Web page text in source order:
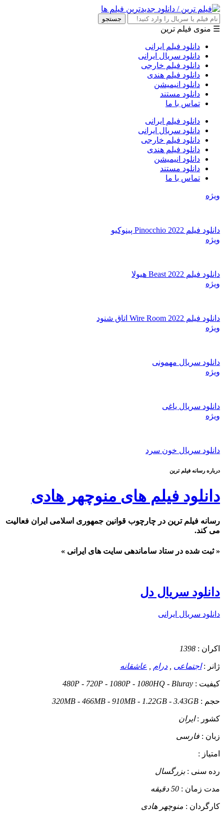
جستجو
☰ منوی فیلم ترین
دانلود فیلم ایرانی
دانلود سریال ایرانی
دانلود فیلم خارجی
دانلود فیلم هندی
دانلود انیمیشن
دانلود مستند
تماس با ما
دانلود فیلم ایرانی
دانلود سریال ایرانی
دانلود فیلم خارجی
دانلود فیلم هندی
دانلود انیمیشن
دانلود مستند
تماس با ما
ویژه
دانلود فیلم Pinocchio 2022 پینوکیو
ویژه
دانلود فیلم Beast 2022 هیولا
ویژه
دانلود فیلم Wire Room 2022 اتاق شنود
ویژه
دانلود سریال مهمونی
ویژه
دانلود سریال یاغی
ویژه
دانلود سریال خون سرد
درباره رسانه فیلم ترین
دانلود فیلم های منوچهر هادی
رسانه فیلم ترین در چارچوب قوانین جمهوری اسلامی ایران فعالیت
می کند.
« ثبت شده در ستاد ساماندهی سایت های ایرانی »
دانلود سریال دل
دانلود سریال ایرانی
اکران : 1398
ژانر :اجتماعی درام عاشقانه
کیفیت : 480P - 720P - 1080P - 1080HQ - Bluray
حجم : 320MB - 466MB - 910MB - 1.22GB - 3.43GB
کشور :ایران
زبان : فارسی
امتیاز :
رده سنی :بزرگسال
مدت زمان : 50 دقیقه
کارگردان : منوچهر هادی